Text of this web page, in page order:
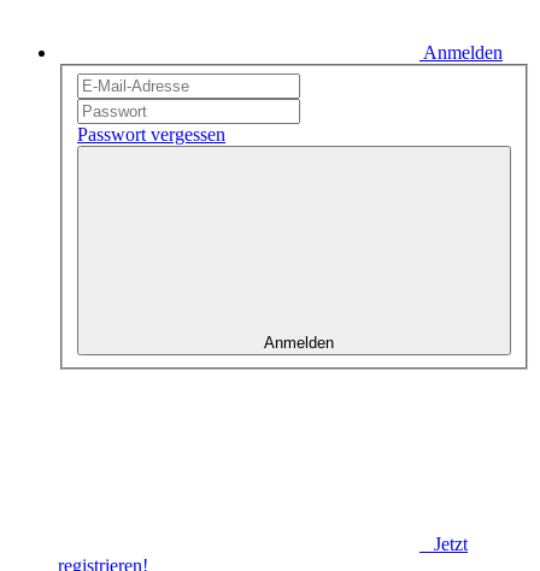
Anmelden
Passwort vergessen
Anmelden
Jetzt
registrieren!